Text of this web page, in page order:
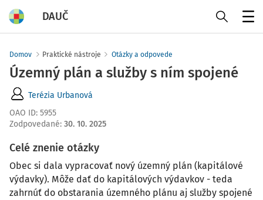
DAUČ
Domov Praktické nástroje Otázky a odpovede
Územný plán a služby s ním spojené
Terézia Urbanová
OAO ID: 5955
Zodpovedané: 30. 10. 2025
Celé znenie otázky
Obec si dala vypracovať nový územný plán (kapitálové
výdavky). Môže dať do kapitálových výdavkov - teda
zahrnúť do obstarania územného plánu aj služby spojené